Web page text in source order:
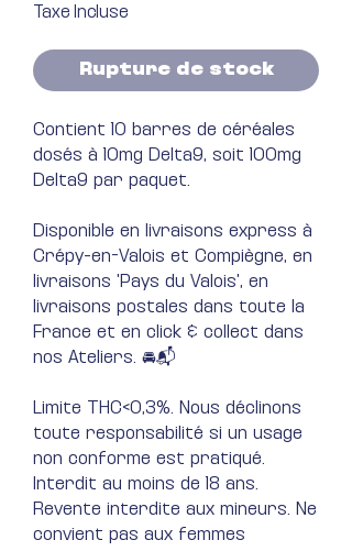
Taxe Incluse
Rupture de stock
Contient 10 barres de céréales
dosés à 10mg Delta9, soit 100mg
Delta9 par paquet.
Disponible en livraisons express à
Crépy-en-Valois et Compiègne, en
livraisons 'Pays du Valois', en
livraisons postales dans toute la
France et en click & collect dans
nos Ateliers. 🚘📬
Limite THC<0,3%. Nous déclinons
toute responsabilité si un usage
non conforme est pratiqué.
Interdit au moins de 18 ans.
Revente interdite aux mineurs. Ne
convient pas aux femmes